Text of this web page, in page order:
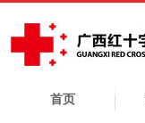
首页